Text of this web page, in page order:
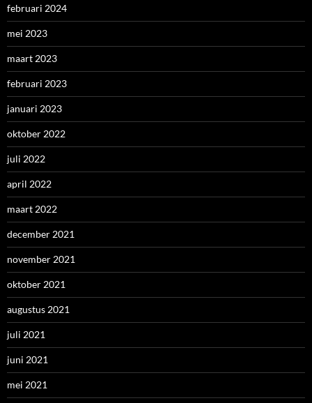
februari 2024
mei 2023
maart 2023
februari 2023
januari 2023
oktober 2022
juli 2022
april 2022
maart 2022
december 2021
november 2021
oktober 2021
augustus 2021
juli 2021
juni 2021
mei 2021